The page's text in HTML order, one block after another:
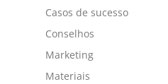
Casos de sucesso
Conselhos
Marketing
Materiais